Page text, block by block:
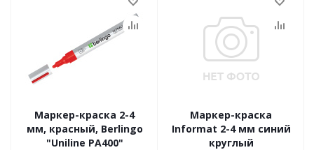
Маркер-краска 2-4
мм, красный, Berlingo
"Uniline PA400"
Маркер-краска
Informat 2-4 мм синий
круглый